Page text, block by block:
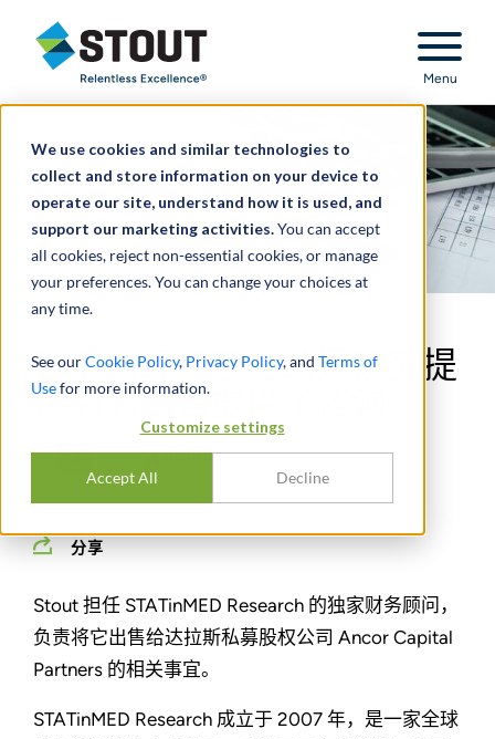
We use cookies and similar technologies to
collect and store information on your device to
operate our site, understand how it is used, and
support our marketing activities.You can accept
all cookies, reject non-essential cookies, or manage
your preferences. You can change your choices at
any time.
See ourCookie Policy, Privacy Policy, and Terms of
Usefor more information.
Customize settings
Accept All Decline
Stout Relentless Excellence
Menu
就卫生经济学与结果研究提
供商的出售提供了咨询
分享
Stout 担任 STATinMED Research 的独家财务顾问，
负责将它出售给达拉斯私募股权公司 Ancor Capital
Partners 的相关事宜。
STATinMED Research 成立于 2007 年，是一家全球